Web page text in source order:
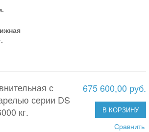
с
серии DS
кг.
675 600,00 руб.
В КОРЗИНУ
Сравнить